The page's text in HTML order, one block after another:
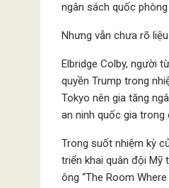
ngân sách quốc
Nhưng vẫn chưa rõ
Elbridge Colby, người
quyền Trump trong
Tokyo nên gia tăng
an ninh quốc gia trong
Trong suốt nhiệm kỳ
triển khai quân đội Mỹ
ông “The Room